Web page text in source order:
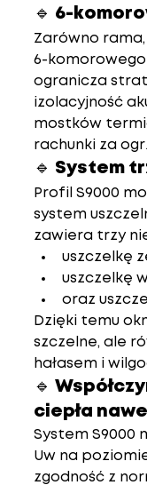
🔹 6-
Zarówno rama,
6-komorowego
ogranicza
izolacyjność
mostków
rachunki za
🔹 System
Profil S9000
system
zawiera trzy
uszczelkę
uszczelkę
oraz
Dzięki temu
szczelne, ale
hałasem i
🔹
ciepła
System S9000
Uw na
zgodność z